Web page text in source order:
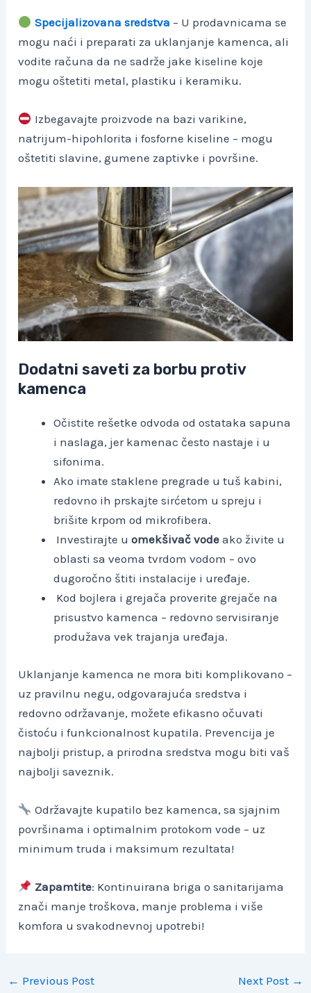
Specijalizovana sredstva – U prodavnicama se
mogu naći i preparati za uklanjanje kamenca, ali
vodite računa da ne sadrže jake kiseline koje
mogu oštetiti metal, plastiku i keramiku.
Izbegavajte proizvode na bazi varikine,
natrijum-hipohlorita i fosforne kiseline – mogu
oštetiti slavine, gumene zaptivke i površine.
Dodatni saveti za borbu protiv
kamenca
Očistite rešetke odvoda od ostataka sapuna
i naslaga, jer kamenac često nastaje i u
sifonima.
Ako imate staklene pregrade u tuš kabini,
redovno ih prskajte sirćetom u spreju i
brišite krpom od mikrofibera.
Investirajte uomekšivač vode ako živite u
oblasti sa veoma tvrdom vodom – ovo
dugoročno štiti instalacije i uređaje.
Kod bojlera i grejača proverite grejače na
prisustvo kamenca – redovno servisiranje
produžava vek trajanja uređaja.
Uklanjanje kamenca ne mora biti komplikovano –
uz pravilnu negu, odgovarajuća sredstva i
redovno održavanje, možete efikasno očuvati
čistoću i funkcionalnost kupatila. Prevencija je
najbolji pristup, a prirodna sredstva mogu biti vaš
najbolji saveznik.
Održavajte kupatilo bez kamenca, sa sjajnim
površinama i optimalnim protokom vode – uz
minimum truda i maksimum rezultata!
Zapamtite: Kontinuirana briga o sanitarijama
znači manje troškova, manje problema i više
komfora u svakodnevnoj upotrebi!
Post
← Previous Post Next Post →